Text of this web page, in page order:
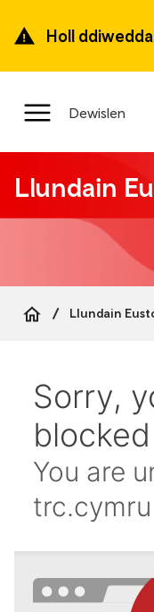
ymlaen
prif
Holl
Prif
Dewislen
Llundain
Llundain